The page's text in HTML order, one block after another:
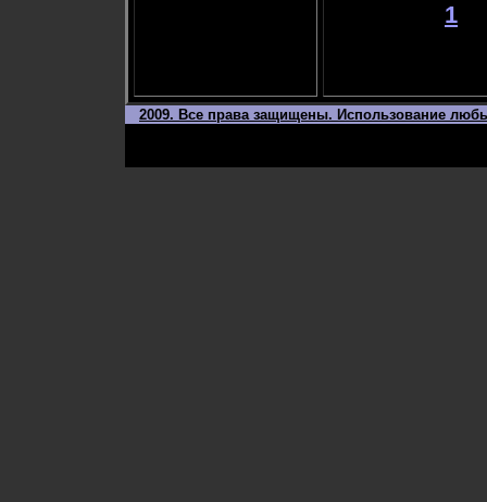
1
2009. Все права защищены. Использование